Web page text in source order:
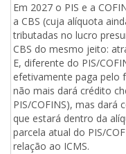
Em 2027 o PIS e a
a CBS (cuja alíquota
tributadas no lucro
CBS do mesmo jeito:
E, diferente do PIS/
efetivamente paga pelo
não mais dará crédito
PIS/COFINS), mas dará
que estará dentro da
parcela atual do PIS/
relação ao ICMS.